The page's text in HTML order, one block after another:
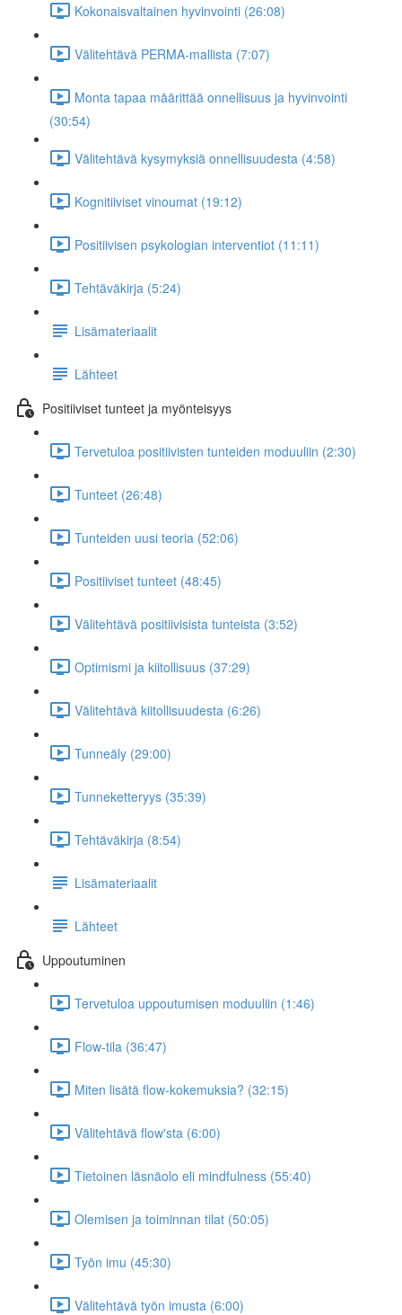
Kokonaisvaltainen hyvinvointi (26:08)
Välitehtävä PERMA-mallista (7:07)
Monta tapaa määrittää onnellisuus ja hyvinvointi
(30:54)
Välitehtävä kysymyksiä onnellisuudesta (4:58)
Kognitiiviset vinoumat (19:12)
Positiivisen psykologian interventiot (11:11)
Tehtäväkirja (5:24)
Lisämateriaalit
Lähteet
Positiiviset tunteet ja myönteisyys
Tervetuloa positiivisten tunteiden moduuliin (2:30)
Tunteet (26:48)
Tunteiden uusi teoria (52:06)
Positiiviset tunteet (48:45)
Välitehtävä positiivisista tunteista (3:52)
Optimismi ja kiitollisuus (37:29)
Välitehtävä kiitollisuudesta (6:26)
Tunneäly (29:00)
Tunneketteryys (35:39)
Tehtäväkirja (8:54)
Lisämateriaalit
Lähteet
Uppoutuminen
Tervetuloa uppoutumisen moduuliin (1:46)
Flow-tila (36:47)
Miten lisätä flow-kokemuksia? (32:15)
Välitehtävä flow'sta (6:00)
Tietoinen läsnäolo eli mindfulness (55:40)
Olemisen ja toiminnan tilat (50:05)
Työn imu (45:30)
Välitehtävä työn imusta (6:00)